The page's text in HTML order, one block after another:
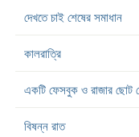
দেখতে চাই শেষের সমাধান
কালরাত্রি
একটি ফেসবুক ও রাজার ছোট
বিষন্ন রাত